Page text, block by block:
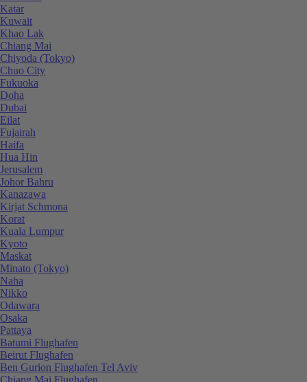
Katar
Kuwait
Khao Lak
Chiang Mai
Chiyoda (Tokyo)
Chuo City
Fukuoka
Doha
Dubai
Eilat
Fujairah
Haifa
Hua Hin
Jerusalem
Johor Bahru
Kanazawa
Kirjat Schmona
Korat
Kuala Lumpur
Kyoto
Maskat
Minato (Tokyo)
Naha
Nikko
Odawara
Osaka
Pattaya
Batumi Flughafen
Beirut Flughafen
Ben Gurion Flughafen Tel Aviv
Chiang Mai Flughafen